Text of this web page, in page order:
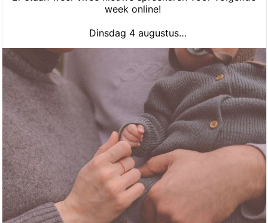
week online!
Dinsdag 4 augustus
Advocaat/ Mediator in Leidschendam-Voorburg van
18:00 – 20:00
Donderdag 6 augustus
Kindercoach in Leidschendam-Voorburg van 09:00 -
11:00
Naast deze gratis online spreekuren zijn onze
medewerkers natuurlijk ook op werkdagen bereikbaar
van 09:00 tot 17:00 via:
📧 info@kenniscentrumkindenscheiding.nl
📞 06 11259195
https://lnkd.in/ekj-tYxT